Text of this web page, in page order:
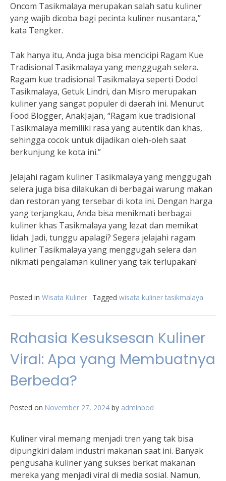
Oncom Tasikmalaya merupakan salah satu kuliner
yang wajib dicoba bagi pecinta kuliner nusantara,”
kata Tengker.
Tak hanya itu, Anda juga bisa mencicipi Ragam Kue
Tradisional Tasikmalaya yang menggugah selera.
Ragam kue tradisional Tasikmalaya seperti Dodol
Tasikmalaya, Getuk Lindri, dan Misro merupakan
kuliner yang sangat populer di daerah ini. Menurut
Food Blogger, AnakJajan, “Ragam kue tradisional
Tasikmalaya memiliki rasa yang autentik dan khas,
sehingga cocok untuk dijadikan oleh-oleh saat
berkunjung ke kota ini.”
Jelajahi ragam kuliner Tasikmalaya yang menggugah
selera juga bisa dilakukan di berbagai warung makan
dan restoran yang tersebar di kota ini. Dengan harga
yang terjangkau, Anda bisa menikmati berbagai
kuliner khas Tasikmalaya yang lezat dan memikat
lidah. Jadi, tunggu apalagi? Segera jelajahi ragam
kuliner Tasikmalaya yang menggugah selera dan
nikmati pengalaman kuliner yang tak terlupakan!
Posted in Wisata Kuliner Tagged wisata kuliner tasikmalaya
Rahasia Kesuksesan Kuliner
Viral: Apa yang Membuatnya
Berbeda?
Posted on November 27, 2024 by adminbod
Kuliner viral memang menjadi tren yang tak bisa
dipungkiri dalam industri makanan saat ini. Banyak
pengusaha kuliner yang sukses berkat makanan
mereka yang menjadi viral di media sosial. Namun,